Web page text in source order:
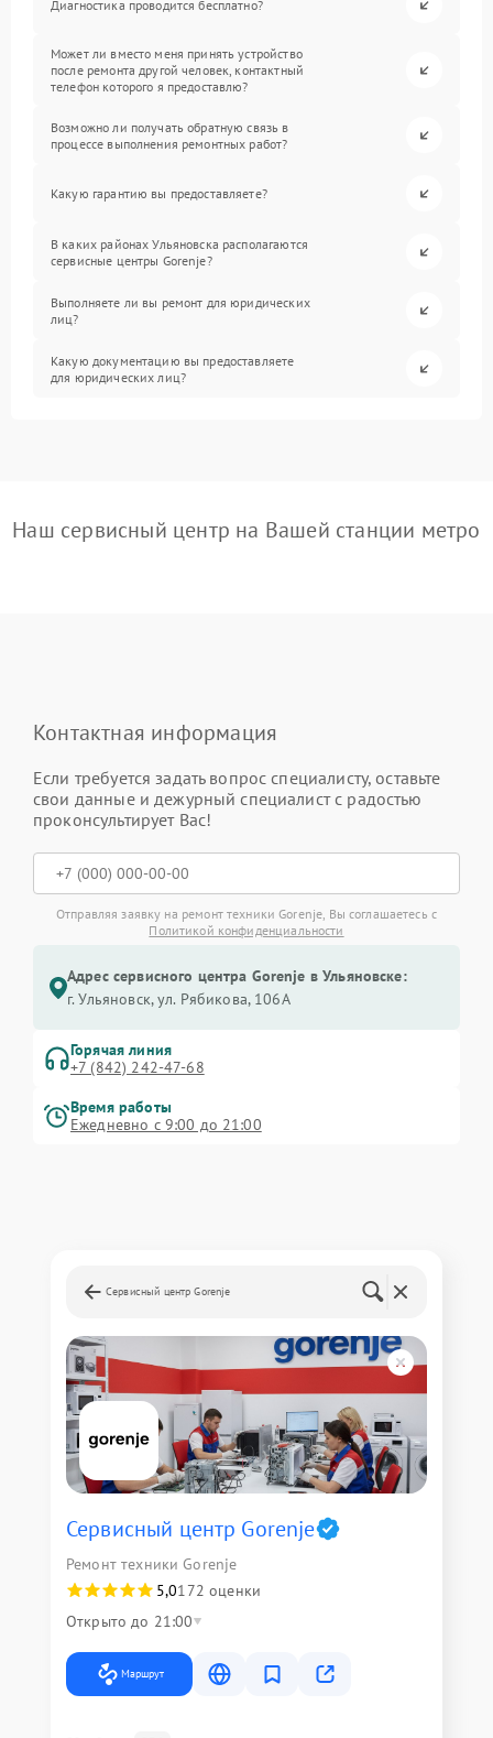
Диагностика проводится бесплатно?
Может ли вместо меня принять устройство
после ремонта другой человек, контактный
телефон которого я предоставлю?
Возможно ли получать обратную связь в
процессе выполнения ремонтных работ?
Какую гарантию вы предоставляете?
В каких районах Ульяновска располагаются
сервисные центры Gorenje?
Выполняете ли вы ремонт для юридических
лиц?
Какую документацию вы предоставляете
для юридических лиц?
Наш сервисный центр на Вашей станции метро
Контактная информация
Если требуется задать вопрос специалисту, оставьте
свои данные и дежурный специалист с радостью
проконсультирует Вас!
Отправляя заявку на ремонт техники Gorenje, Вы соглашаетесь с
Политикой конфиденциальности
Адрес сервисного центра Gorenje в Ульяновске:
г. Ульяновск, ул. Рябикова, 106А
Горячая линия
+7 (842) 242-47-68
Время работы
Ежедневно с 9:00 до 21:00
Сервисный центр Gorenje
Сервисный центр Gorenje
Ремонт техники Gorenje
5,0172 оценки
Открыто до 21:00
Маршрут